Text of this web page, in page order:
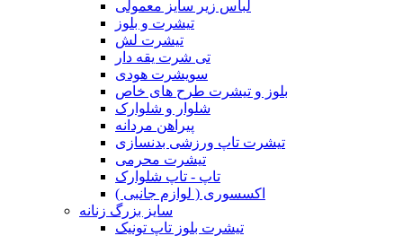
لباس زیر سایز معمولی
تیشرت و بلوز
تیشرت لش
تی شرت یقه دار
سویشرت هودی
بلوز و تیشرت طرح های خاص
شلوار و شلوارک
پیراهن مردانه
تیشرت تاپ ورزشی بدنسازی
تیشرت محرمی
تاپ - تاپ شلوارک
اکسسوری ( لوازم جانبی )
سایز بزرگ زنانه
تیشرت بلوز تاپ تونیک